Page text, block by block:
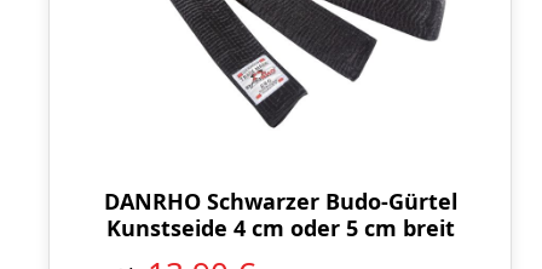
DANRHO Schwarzer Budo-Gürtel
Kunstseide 4 cm oder 5 cm breit